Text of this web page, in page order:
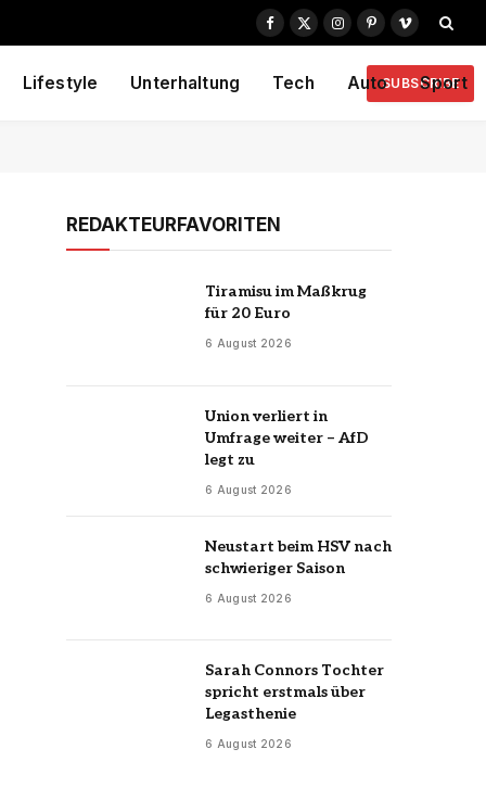
Facebook
X
Instagram
PinterestVimeo
Lifestyle Unterhaltung Tech Auto Sport
SUBSCRIBE
REDAKTEURFAVORITEN
Tiramisu im Maßkrug
für 20 Euro
6 August 2026
Union verliert in
Umfrage weiter – AfD
legt zu
6 August 2026
Neustart beim HSV nach
schwieriger Saison
6 August 2026
Sarah Connors Tochter
spricht erstmals über
Legasthenie
6 August 2026